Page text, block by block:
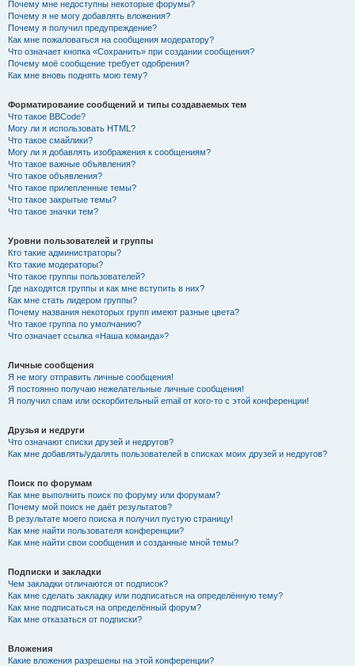
Почему мне недоступны некоторые форумы?
Почему я не могу добавлять вложения?
Почему я получил предупреждение?
Как мне пожаловаться на сообщения модератору?
Что означает кнопка «Сохранить» при создании сообщения?
Почему моё сообщение требует одобрения?
Как мне вновь поднять мою тему?
Форматирование сообщений и типы создаваемых тем
Что такое BBCode?
Могу ли я использовать HTML?
Что такое смайлики?
Могу ли я добавлять изображения к сообщениям?
Что такое важные объявления?
Что такое объявления?
Что такое прилепленные темы?
Что такое закрытые темы?
Что такое значки тем?
Уровни пользователей и группы
Кто такие администраторы?
Кто такие модераторы?
Что такое группы пользователей?
Где находятся группы и как мне вступить в них?
Как мне стать лидером группы?
Почему названия некоторых групп имеют разные цвета?
Что такое группа по умолчанию?
Что означает ссылка «Наша команда»?
Личные сообщения
Я не могу отправить личные сообщения!
Я постоянно получаю нежелательные личные сообщения!
Я получил спам или оскорбительный email от кого-то с этой конференции!
Друзья и недруги
Что означают списки друзей и недругов?
Как мне добавлять/удалять пользователей в списках моих друзей и недругов?
Поиск по форумам
Как мне выполнить поиск по форуму или форумам?
Почему мой поиск не даёт результатов?
В результате моего поиска я получил пустую страницу!
Как мне найти пользователя конференции?
Как мне найти свои сообщения и созданные мной темы?
Подписки и закладки
Чем закладки отличаются от подписок?
Как мне сделать закладку или подписаться на определённую тему?
Как мне подписаться на определённый форум?
Как мне отказаться от подписки?
Вложения
Какие вложения разрешены на этой конференции?